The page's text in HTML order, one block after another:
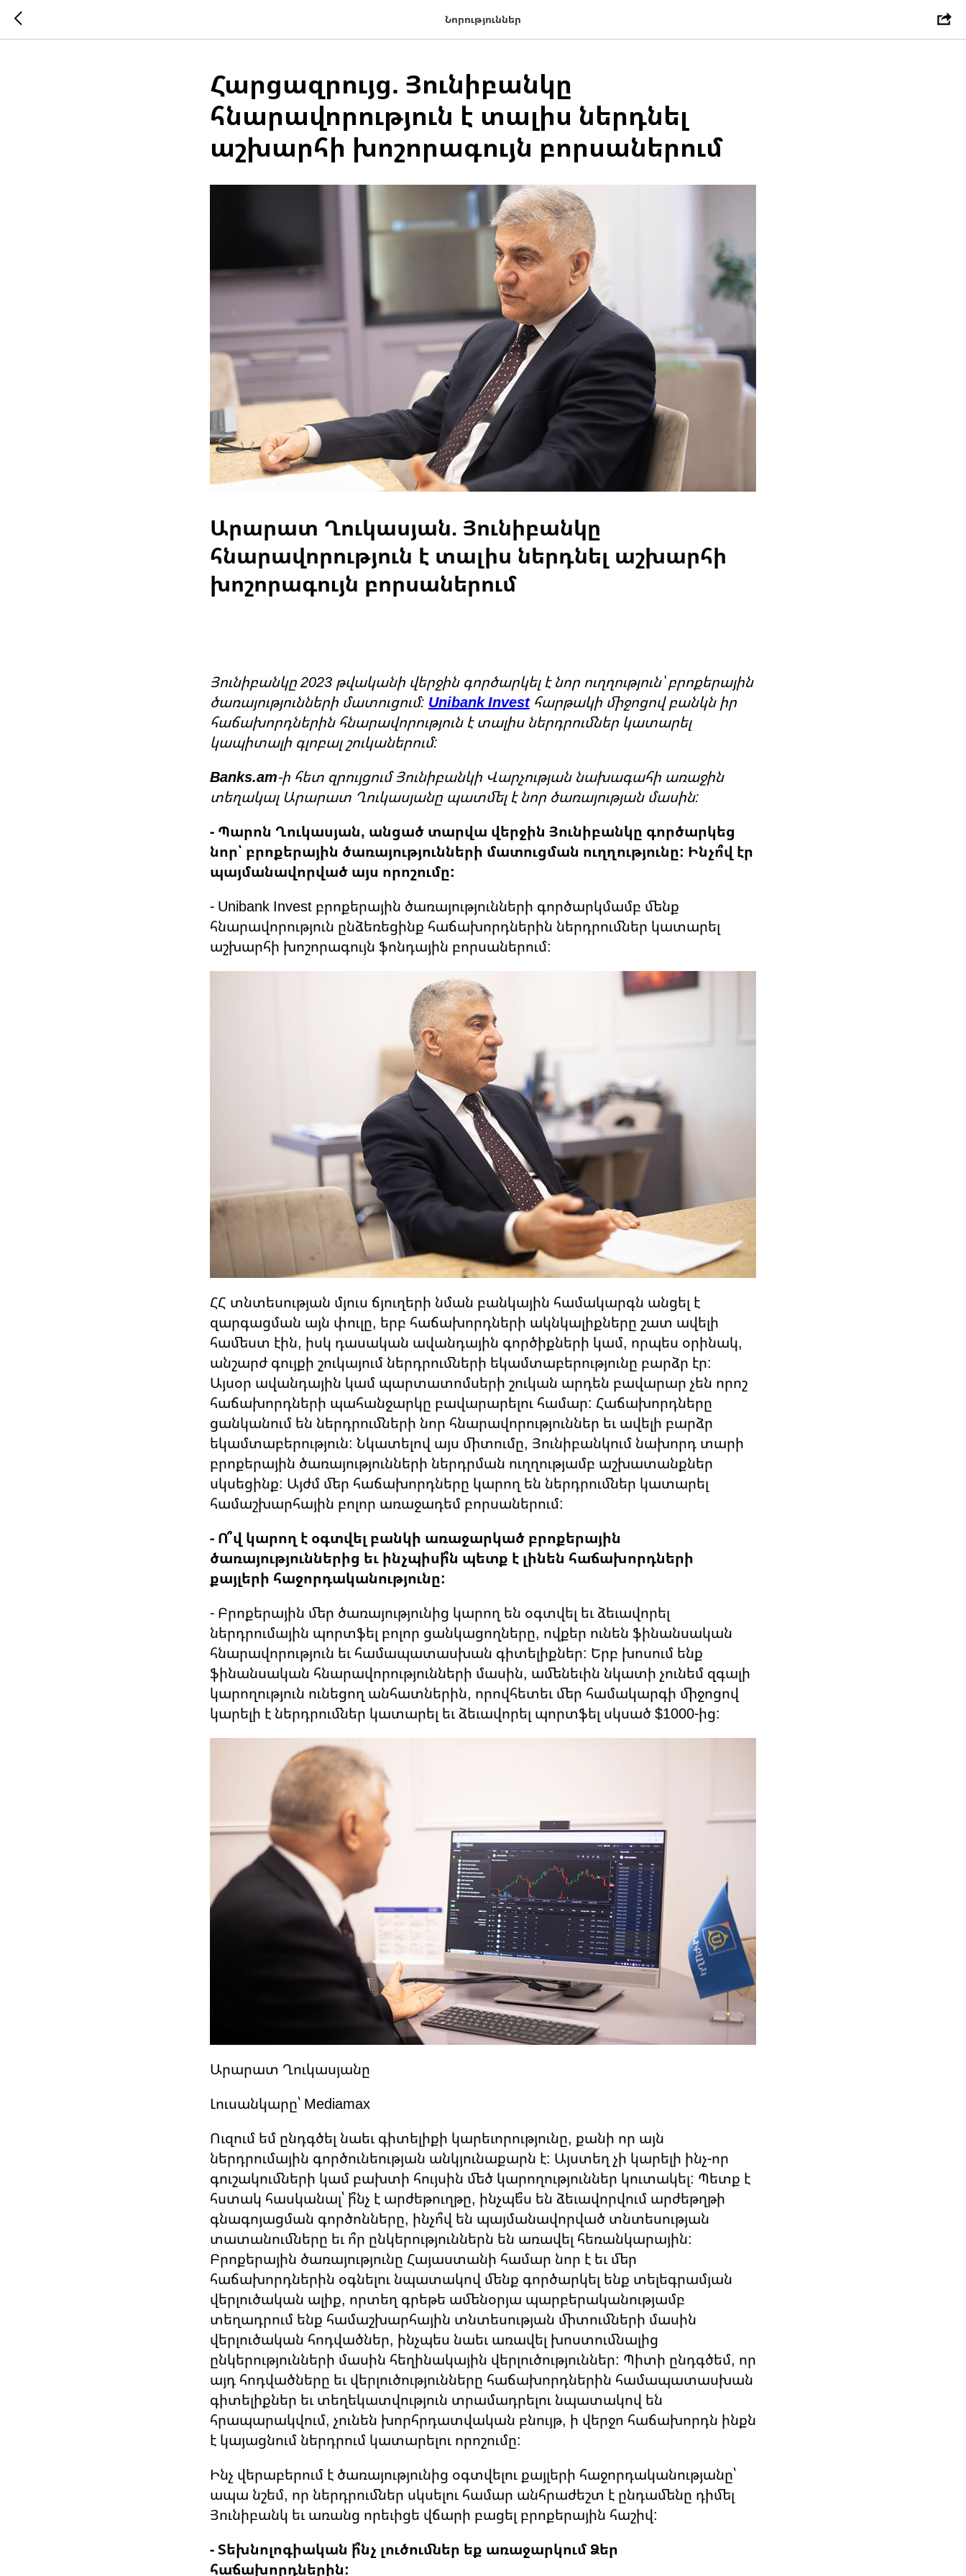
Նորություններ
Հարցազրույց. Յունիբանկը
հնարավորություն է տալիս ներդնել
աշխարհի խոշորագույն բորսաներում
Արարատ Ղուկասյան. Յունիբանկը
հնարավորություն է տալիս ներդնել աշխարհի
խոշորագույն բորսաներում
Յունիբանկը 2023 թվականի վերջին գործարկել է նոր ուղղություն՝ բրոքերային
ծառայությունների մատուցում: Unibank Investհարթակի միջոցով բանկն իր
հաճախորդներին հնարավորություն է տալիս ներդրումներ կատարել
կապիտալի գլոբալ շուկաներում:
Banks.am-ի հետ զրույցում Յունիբանկի Վարչության նախագահի առաջին
տեղակալ Արարատ Ղուկասյանը պատմել է նոր ծառայության մասին:
- Պարոն Ղուկասյան, անցած տարվա վերջին Յունիբանկը գործարկեց
նոր՝ բրոքերային ծառայությունների մատուցման ուղղությունը: Ինչո՞վ էր
պայմանավորված այս որոշումը:
- Unibank Invest բրոքերային ծառայությունների գործարկմամբ մենք
հնարավորություն ընձեռեցինք հաճախորդներին ներդրումներ կատարել
աշխարհի խոշորագույն ֆոնդային բորսաներում:
ՀՀ տնտեսության մյուս ճյուղերի նման բանկային համակարգն անցել է
զարգացման այն փուլը, երբ հաճախորդների ակնկալիքները շատ ավելի
համեստ էին, իսկ դասական ավանդային գործիքների կամ, որպես օրինակ,
անշարժ գույքի շուկայում ներդրումների եկամտաբերությունը բարձր էր:
Այսօր ավանդային կամ պարտատոմսերի շուկան արդեն բավարար չեն որոշ
հաճախորդների պահանջարկը բավարարելու համար: Հաճախորդները
ցանկանում են ներդրումների նոր հնարավորություններ եւ ավելի բարձր
եկամտաբերություն: Նկատելով այս միտումը, Յունիբանկում նախորդ տարի
բրոքերային ծառայությունների ներդրման ուղղությամբ աշխատանքներ
սկսեցինք: Այժմ մեր հաճախորդները կարող են ներդրումներ կատարել
համաշխարհային բոլոր առաջադեմ բորսաներում:
- Ո՞վ կարող է օգտվել բանկի առաջարկած բրոքերային
ծառայություններից եւ ինչպիսի՞ն պետք է լինեն հաճախորդների
քայլերի հաջորդականությունը:
- Բրոքերային մեր ծառայությունից կարող են օգտվել եւ ձեւավորել
ներդրումային պորտֆել բոլոր ցանկացողները, ովքեր ունեն ֆինանսական
հնարավորություն եւ համապատասխան գիտելիքներ: Երբ խոսում ենք
ֆինանսական հնարավորությունների մասին, ամենեւին նկատի չունեմ զգալի
կարողություն ունեցող անհատներին, որովհետեւ մեր համակարգի միջոցով
կարելի է ներդրումներ կատարել եւ ձեւավորել պորտֆել սկսած $1000-ից:
Արարատ Ղուկասյանը
Լուսանկարը՝ Mediamax
Ուզում եմ ընդգծել նաեւ գիտելիքի կարեւորությունը, քանի որ այն
ներդրումային գործունեության անկյունաքարն է: Այստեղ չի կարելի ինչ-որ
գուշակումների կամ բախտի հույսին մեծ կարողություններ կուտակել: Պետք է
հստակ հասկանալ՝ ի՞նչ է արժեթուղթը, ինչպե՞ս են ձեւավորվում արժեթղթի
գնագոյացման գործոնները, ինչո՞վ են պայմանավորված տնտեսության
տատանումները եւ ո՞ր ընկերություններն են առավել հեռանկարային:
Բրոքերային ծառայությունը Հայաստանի համար նոր է եւ մեր
հաճախորդներին օգնելու նպատակով մենք գործարկել ենք տելեգրամյան
վերլուծական ալիք, որտեղ գրեթե ամենօրյա պարբերականությամբ
տեղադրում ենք համաշխարհային տնտեսության միտումների մասին
վերլուծական հոդվածներ, ինչպես նաեւ առավել խոստումնալից
ընկերությունների մասին հեղինակային վերլուծություններ: Պիտի ընդգծեմ, որ
այդ հոդվածները եւ վերլուծությունները հաճախորդներին համապատասխան
գիտելիքներ եւ տեղեկատվություն տրամադրելու նպատակով են
հրապարակվում, չունեն խորհրդատվական բնույթ, ի վերջո հաճախորդն ինքն
է կայացնում ներդրում կատարելու որոշումը:
Ինչ վերաբերում է ծառայությունից օգտվելու քայլերի հաջորդականությանը՝
ապա նշեմ, որ ներդրումներ սկսելու համար անհրաժեշտ է ընդամենը դիմել
Յունիբանկ եւ առանց որեւիցե վճարի բացել բրոքերային հաշիվ:
- Տեխնոլոգիական ի՞նչ լուծումներ եք առաջարկում Ձեր
հաճախորդներին: